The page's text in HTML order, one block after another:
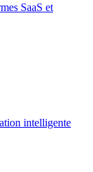
SaaS et
intelligente